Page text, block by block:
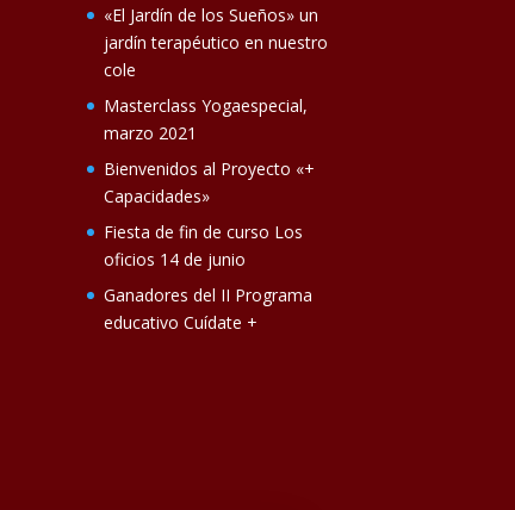
«El Jardín de los Sueños» un
jardín terapéutico en nuestro
cole
Masterclass Yogaespecial,
marzo 2021
Bienvenidos al Proyecto «+
Capacidades»
Fiesta de fin de curso Los
oficios 14 de junio
Ganadores del II Programa
educativo Cuídate +